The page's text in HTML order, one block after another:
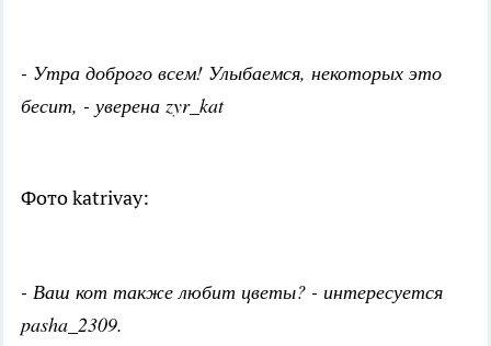
- Утра доброго всем! Улыбаемся, некоторых это
бесит, - уверена zyr_kat
Фото katrivay:
- Ваш кот также любит цветы? - интересуется
pasha_2309.